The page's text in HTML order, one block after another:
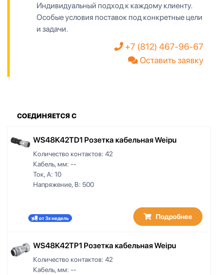
Индивидуальный подход к каждому клиенту.
Особые условия поставок под конкретные цели
и задачи.
+7 (812) 467-96-67
Оставить заявку
СОЕДИНЯЕТСЯ С
WS48K42TD1 Розетка кабельная Weipu
Количество контактов: 42
Кабель, мм: --
Ток, А: 10
Напряжение, В: 500
от 3х недель Подробнее
WS48K42TP1 Розетка кабельная Weipu
Количество контактов: 42
Кабель, мм: --